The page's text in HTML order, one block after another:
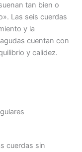
tan bien o
Las seis cuerdas
y la
cuentan con
y calidez.
cuerdas sin